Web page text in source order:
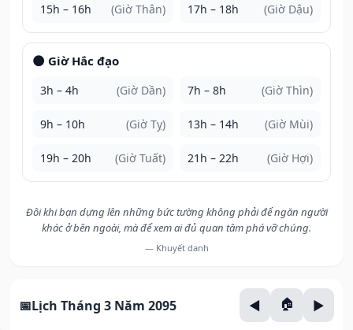
15h – 16h (Giờ Thân) 17h – 18h (Giờ Dậu)
🌑 Giờ Hắc đạo
3h – 4h (Giờ Dần) 7h – 8h (Giờ Thìn)
9h – 10h (Giờ Tỵ) 13h – 14h (Giờ Mùi)
19h – 20h (Giờ Tuất) 21h – 22h (Giờ Hợi)
Đôi khi bạn dựng lên những bức tường không phải để ngăn người
khác ở bên ngoài, mà để xem ai đủ quan tâm phá vỡ chúng.
— Khuyết danh
Lịch Tháng 3 Năm 2095